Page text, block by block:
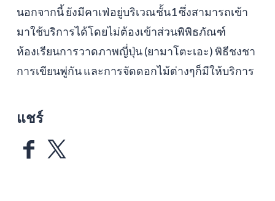
นอกจากนี้ ยังมีคาเฟ่อยู่บริเวณชั้น1 ซึ่งสามารถเข้า
มาใช้บริการได้โดยไม่ต้องเข้าส่วนพิพิธภัณฑ์
ห้องเรียนการวาดภาพญี่ปุ่น (ยามาโตะเอะ) พิธีชงชา
การเขียนพู่กัน และการจัดดอกไม้ต่างๆก็มีให้บริการ
แชร์